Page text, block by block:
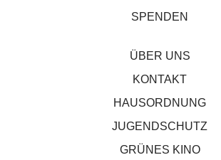
SPENDEN
ÜBER UNS
KONTAKT
HAUSORDNUNG
JUGENDSCHUTZ
GRÜNES KINO